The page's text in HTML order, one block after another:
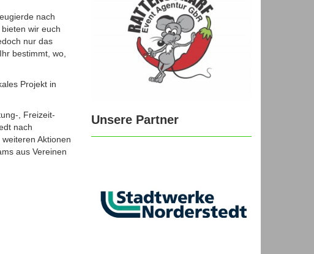
nach
wir euch
nur das
bestimmt, wo,
Projekt in
, Freizeit-
nach
Aktionen
aus Vereinen
Unsere Partner